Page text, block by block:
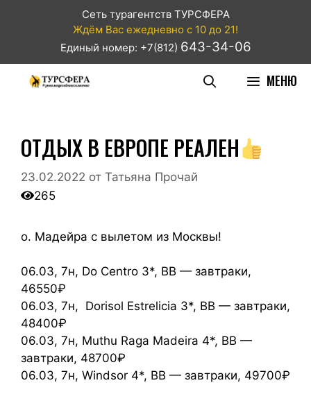
Сеть турагентств ТУРСФЕРА
Ждём Вас ежедневно с 10 до 21!
Единый номер: +7(812) 643-34-06
МЕНЮ
ОТДЫХ В ЕВРОПЕ РЕАЛЕН
23.02.2022 от Татьяна Прочай
265
о. Мадейра с вылетом из Москвы!
06.03, 7н, Do Centro 3*, ВВ — завтраки,
46550₽
06.03, 7н, Dorisol Estrelicia 3*, ВВ — завтраки,
48400₽
06.03, 7н, Muthu Raga Madeira 4*, ВВ —
завтраки, 48700₽
06.03, 7н, Windsor 4*, ВВ — завтраки, 49700₽